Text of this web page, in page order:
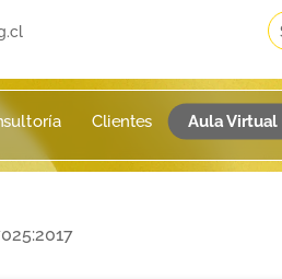
Clientes Aula Virtual